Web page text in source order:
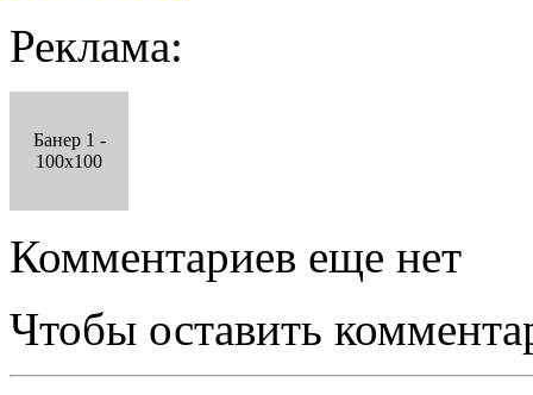
Реклама:
Банер 1 -
100x100
Комментариев еще нет
Чтобы оставить